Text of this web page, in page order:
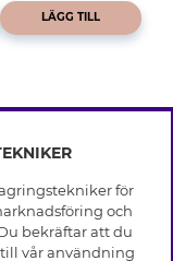
LÄGG TILL
för
och
bekräftar att du
vår användning